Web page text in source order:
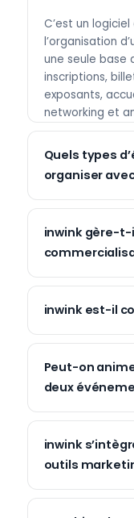
C’est un
l’organisation
une seule base
inscriptions,
exposants,
networking et
Quels types
organiser
inwink gère-t-
inwink est-il
Peut-on
deux
inwink
outils